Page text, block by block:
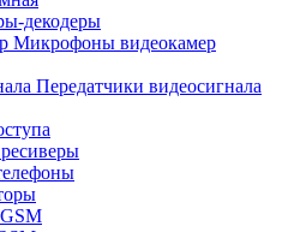
декодеры
Микрофоны видеокамер
Передатчики видеосигнала